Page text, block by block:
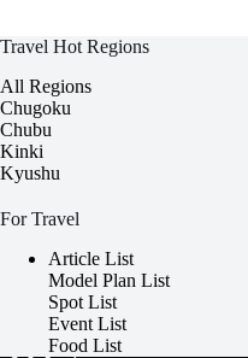
Travel Hot Regions
All Regions
Chugoku
Chubu
Kinki
Kyushu
For Travel
Article List
Model Plan List
Spot List
Event List
Food List